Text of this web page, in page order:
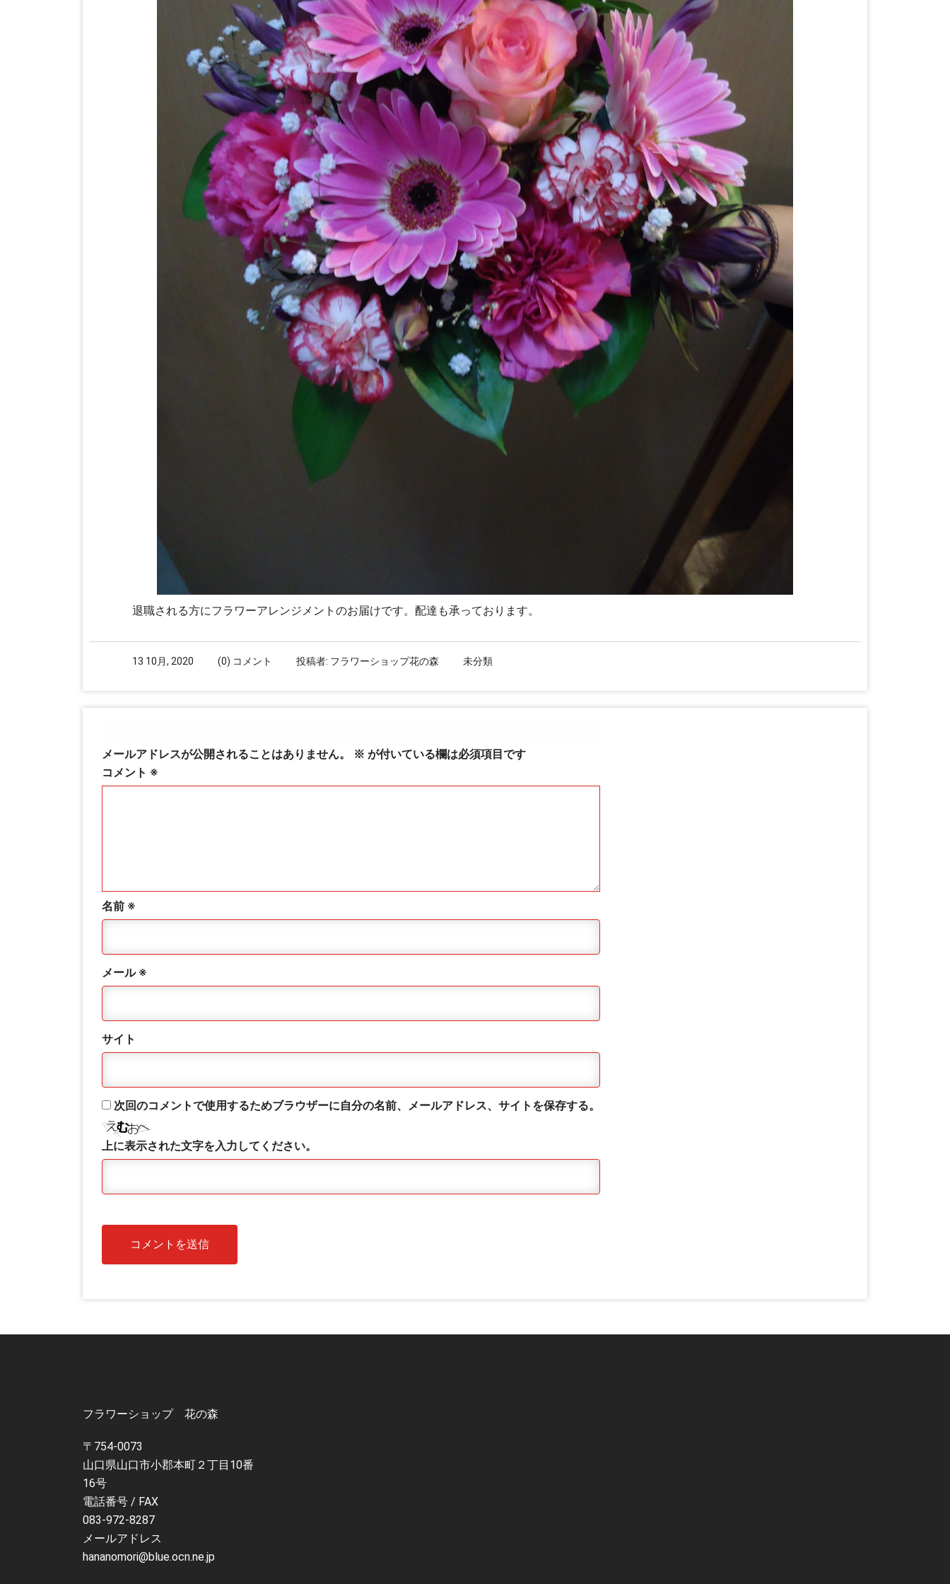
退職される方にフラワーアレンジメントのお届けです。配達も承っております。
13 10月, 2020 (0) コメント 投稿者: フラワーショップ花の森 未分類
メールアドレスが公開されることはありません。 ※ が付いている欄は必須項目です
コメント ※
名前 ※
メール ※
サイト
次回のコメントで使用するためブラウザーに自分の名前、メールアドレス、サイトを保存する。
上に表示された文字を入力してください。
フラワーショップ 花の森
〒754-0073
山口県山口市小郡本町２丁目10番
16号
電話番号 / FAX
083-972-8287
メールアドレス
hananomori@blue.ocn.ne.jp